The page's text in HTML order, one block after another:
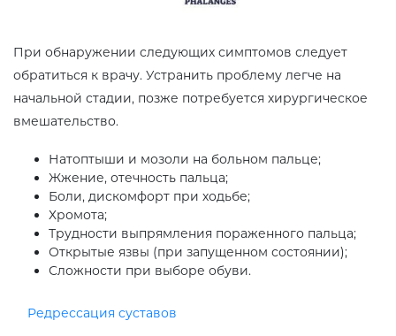
При обнаружении следующих симптомов следует
обратиться к врачу. Устранить проблему легче на
начальной стадии, позже потребуется хирургическое
вмешательство.
Натоптыши и мозоли на больном пальце;
Жжение, отечность пальца;
Боли, дискомфорт при ходьбе;
Хромота;
Трудности выпрямления пораженного пальца;
Открытые язвы (при запущенном состоянии);
Сложности при выборе обуви.
Редрессация суставов